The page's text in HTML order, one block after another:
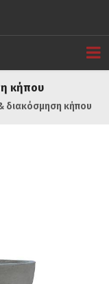
κήπου
διακόσμηση κήπου